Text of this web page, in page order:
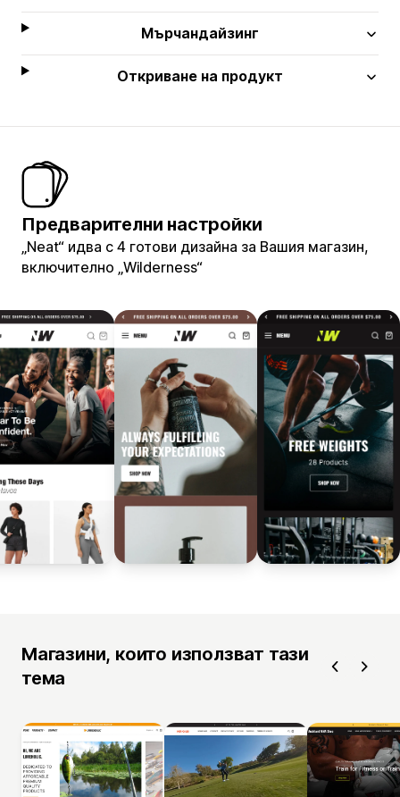
Мърчандайзинг
Откриване на продукт
Предварителни настройки
„Neat“ идва с 4 готови дизайна за Вашия магазин,
включително „Wilderness“
Магазини, които използват тази
тема